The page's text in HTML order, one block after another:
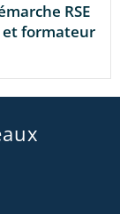
RSE
formateur